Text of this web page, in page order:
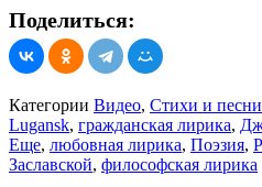
Поделиться:
Категории Видео, Стихи и песни
Lugansk, гражданская лирика,
Еще, любовная лирика, Поэзия,
Заславской, философская лирика